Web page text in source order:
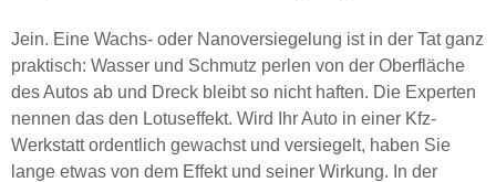
Jein. Eine Wachs- oder Nanoversiegelung ist in der Tat ganz
praktisch: Wasser und Schmutz perlen von der Oberfläche
des Autos ab und Dreck bleibt so nicht haften. Die Experten
nennen das den Lotuseffekt. Wird Ihr Auto in einer Kfz-
Werkstatt ordentlich gewachst und versiegelt, haben Sie
lange etwas von dem Effekt und seiner Wirkung. In der